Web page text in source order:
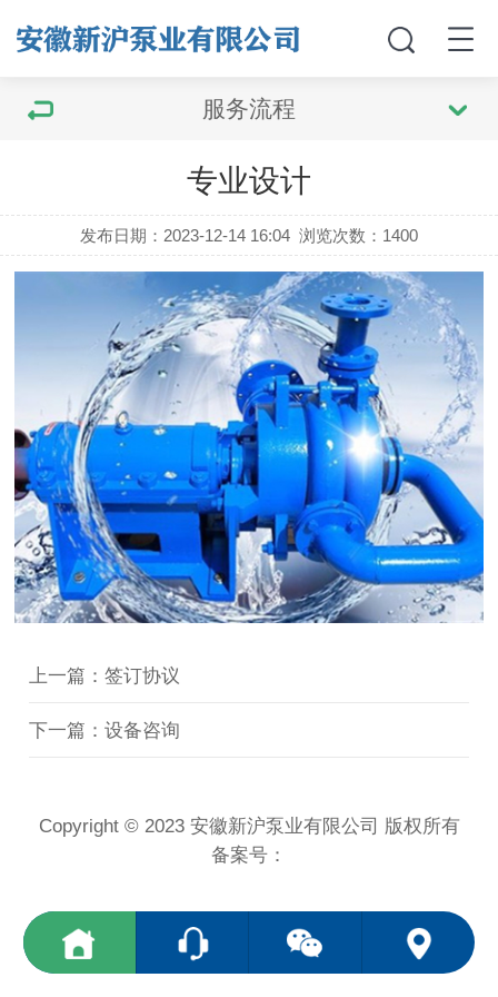
服务流程
专业设计
发布日期：2023-12-14 16:04 浏览次数： 1400
上一篇：签订协议
下一篇：设备咨询
Copyright © 2023 安徽新沪泵业有限公司 版权所有
备案号：